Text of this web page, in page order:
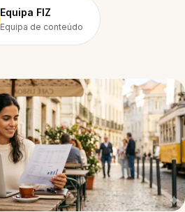
Equipa FIZ
Equipa de conteúdo